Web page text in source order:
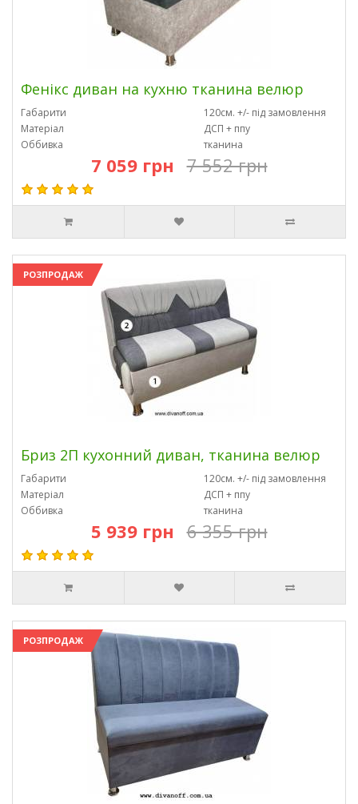
Фенікс диван на кухню тканина велюр
Габарити
120см. +/- під замовлення
Матеріал
ДСП + ппу
Оббивка
тканина
7 059 грн 7 552 грн
РОЗПРОДАЖ
Бриз 2П кухонний диван, тканина велюр
Габарити
120см. +/- під замовлення
Матеріал
ДСП + ппу
Оббивка
тканина
5 939 грн 6 355 грн
РОЗПРОДАЖ